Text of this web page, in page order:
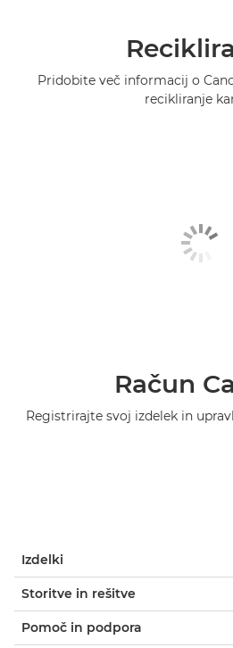
Pridobite več informacij o
recikliranje
Račun
Registrirajte svoj izdelek in
Izdelki
Storitve in rešitve
Pomoč in podpora